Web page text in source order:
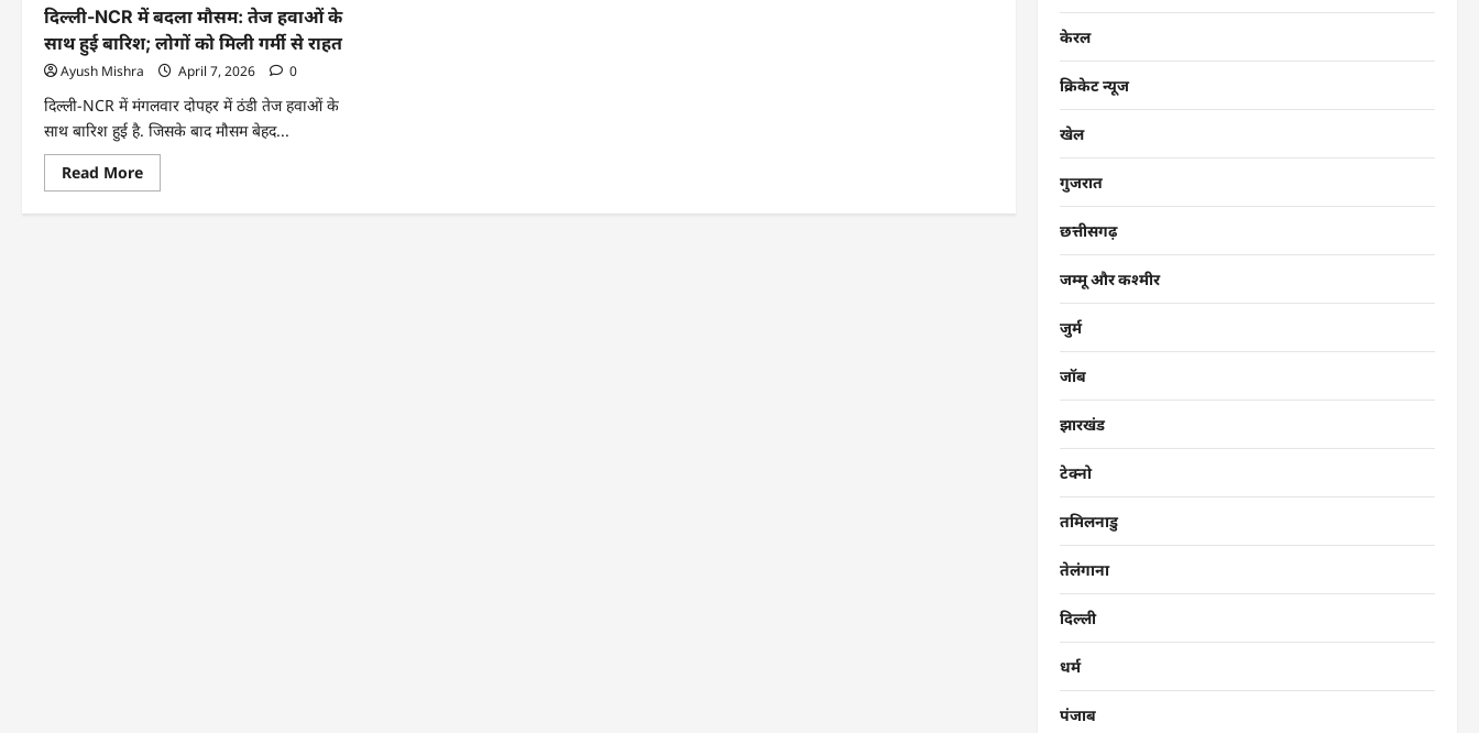
दिल्ली-NCR में बदला मौसम: तेज हवाओं के
साथ हुई बारिश; लोगों को मिली गर्मी से राहत
Ayush Mishra April 7, 2026 0
दिल्ली-NCR में मंगलवार दोपहर में ठंडी तेज हवाओं के
साथ बारिश हुई है. जिसके बाद मौसम बेहद...
Read More
केरल
क्रिकेट न्यूज
खेल
गुजरात
छत्तीसगढ़
जम्मू और कश्मीर
जुर्म
जॉब
झारखंड
टेक्नो
तमिलनाडु
तेलंगाना
दिल्ली
धर्म
पंजाब